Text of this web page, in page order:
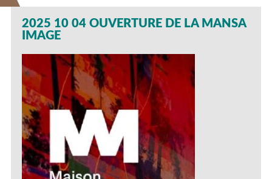
2025 10 04 OUVERTURE DE LA MANSA
IMAGE